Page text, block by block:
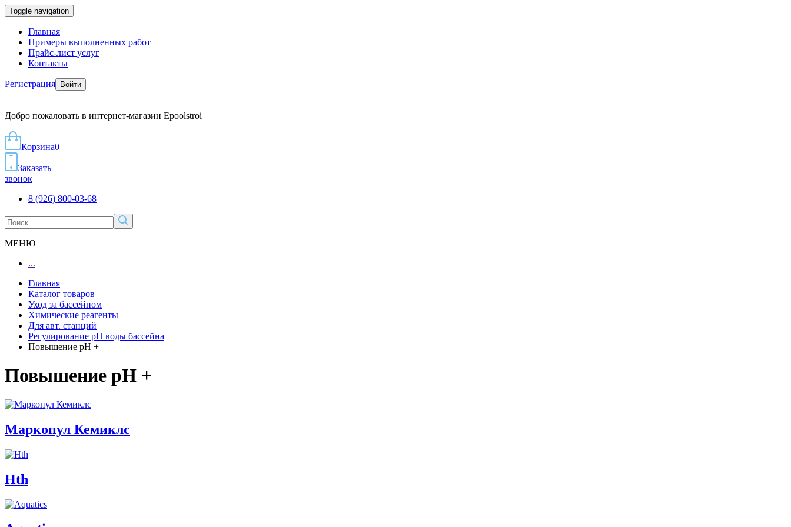
Toggle navigation
Главная
Примеры выполненных работ
Прайс-лист услуг
Контакты
Регистрация Войти
Добро пожаловать в интернет-магазин Epoolstroi
Корзина0
Заказать
звонок
8 (926) 800-03-68
МЕНЮ
...
Главная
Каталог товаров
Уход за бассейном
Химические реагенты
Для авт. станций
Регулирование pH воды бассейна
Повышение pH +
Повышение pH +
Маркопул Кемиклс
Hth